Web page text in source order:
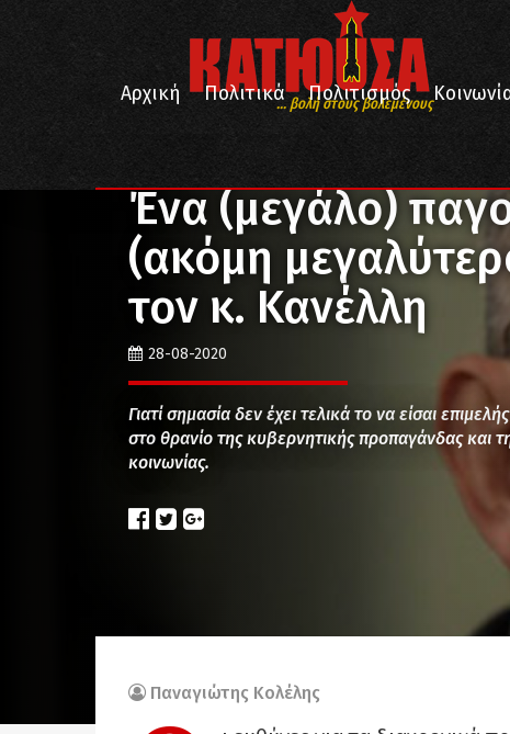
... βολή στους βολεμένους
Αρχική
Πολιτικά Πολιτισμός
Απόψεις Ένα (μεγάλο) παγουρίνο και ένα
Ένα (μεγάλο)
(ακόμη
τον κ. Κανέλλη
28-08-2020
Γιατί σημασία δεν έχει τελικά το να είσαι
στο θρανίο της κυβερνητικής προπαγάνδας
κοινωνίας.
Παναγιώτης Κολέλης